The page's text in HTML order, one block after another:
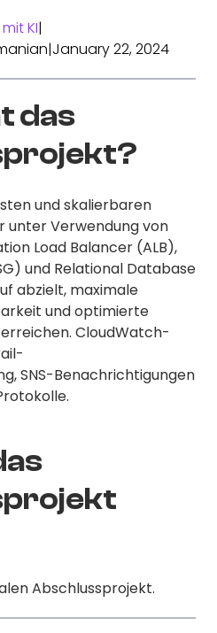
KI|
|January 22, 2024
das
und skalierbaren
Verwendung von
Load Balancer (ALB),
und Relational Database
abzielt, maximale
und optimierte
CloudWatch-
SNS-Benachrichtigungen
Abschlussprojekt.